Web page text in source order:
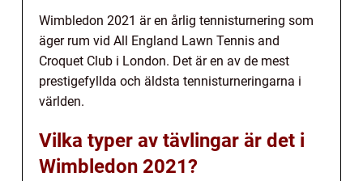
Wimbledon 2021 är en årlig tennisturnering som
äger rum vid All England Lawn Tennis and
Croquet Club i London. Det är en av de mest
prestigefyllda och äldsta tennisturneringarna i
världen.
Vilka typer av tävlingar är det i
Wimbledon 2021?